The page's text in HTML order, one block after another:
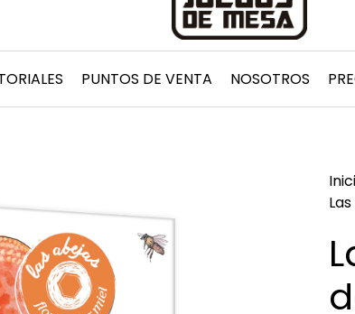
PUNTOS DE VENTA NOSOTROS